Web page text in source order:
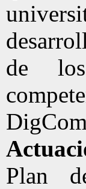
de los
Plan